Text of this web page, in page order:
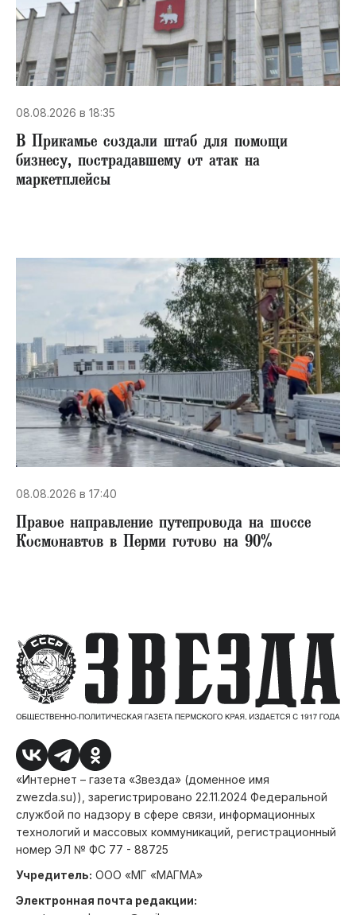
08.08.2026 в 18:35
В Прикамье создали штаб для помощи
бизнесу, пострадавшему от атак на
маркетплейсы
08.08.2026 в 17:40
Правое направление путепровода на шоссе
Космонавтов в Перми готово на 90%
«Интернет – газета «Звезда» (доменное имя
zwezda.su)), зарегистрировано 22.11.2024 Федеральной
службой по надзору в сфере связи, информационных
технологий и массовых коммуникаций, регистрационный
номер ЭЛ № ФС 77 - 88725
Учредитель: ООО «МГ «МАГМА»
Электронная почта редакции: